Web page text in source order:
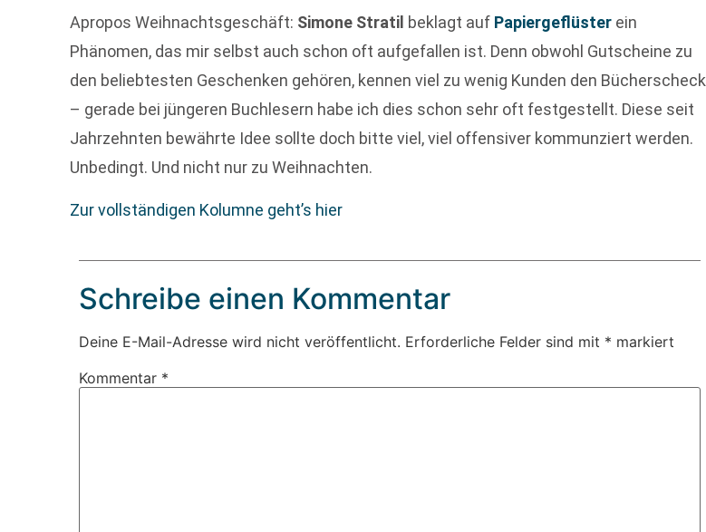
Apropos Weihnachtsgeschäft: Simone Stratil beklagt auf Papiergeflüster ein
Phänomen, das mir selbst auch schon oft aufgefallen ist. Denn obwohl Gutscheine zu
den beliebtesten Geschenken gehören, kennen viel zu wenig Kunden den Bücherscheck
– gerade bei jüngeren Buchlesern habe ich dies schon sehr oft festgestellt. Diese seit
Jahrzehnten bewährte Idee sollte doch bitte viel, viel offensiver kommunziert werden.
Unbedingt. Und nicht nur zu Weihnachten.
Zur vollständigen Kolumne geht’s hier
Schreibe einen Kommentar
Deine E-Mail-Adresse wird nicht veröffentlicht. Erforderliche Felder sind mit * markiert
Kommentar *